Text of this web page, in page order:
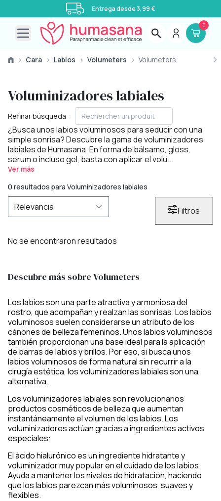
Entrega desde 3,99 €
Open main menu
0
› Cara › Labios › Volumeters › Volumeters
Voluminizadores labiales
Refinar búsqueda :
¿Busca unos labios voluminosos para seducir con una
simple sonrisa? Descubre la gama de voluminizadores
labiales de Humasana. En forma de bálsamo, gloss,
sérum o incluso gel, basta con aplicar el volu...
Ver más
0 resultados para Voluminizadores labiales
Filtros
No se encontraron resultados
Descubre más sobre Volumeters
Los labios son una parte atractiva y armoniosa del
rostro, que acompañan y realzan las sonrisas. Los labios
voluminosos suelen considerarse un atributo de los
cánones de belleza femeninos. Unos labios voluminosos
también proporcionan una base ideal para la aplicación
de barras de labios y brillos. Por eso, si busca unos
labios voluminosos de forma natural sin recurrir a la
cirugía estética, los voluminizadores labiales son una
alternativa.
Los voluminizadores labiales son revolucionarios
productos cosméticos de belleza que aumentan
instantáneamente el volumen de los labios. Los
voluminizadores actúan gracias a ingredientes activos
especiales:
El ácido hialurónico es un ingrediente hidratante y
voluminizador muy popular en el cuidado de los labios.
Ayuda a mantener los niveles de hidratación, haciendo
que los labios parezcan más voluminosos, suaves y
flexibles.